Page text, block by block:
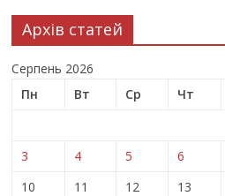
Архів статей
Серпень 2026
Пн
Вт Ср Чт
3
4 5 6
10
11 12 13